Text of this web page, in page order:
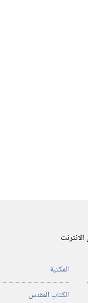
المكتبة
الكتاب المقدس